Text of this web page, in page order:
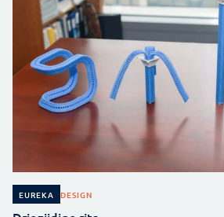
EUREKA DESIGN